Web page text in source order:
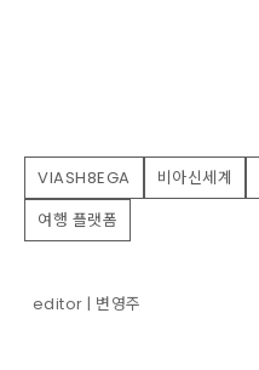
VIASH8EGA 비아신세계
여행 플랫폼
editor | 변영주